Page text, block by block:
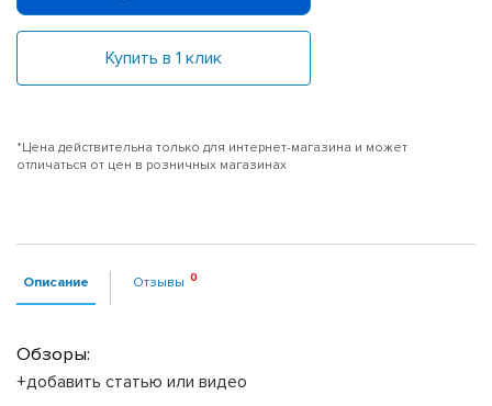
Купить в 1 клик
*Цена действительна только для интернет-магазина и может
отличаться от цен в розничных магазинах
Описание Отзывы
Обзоры:
+добавить статью или видео